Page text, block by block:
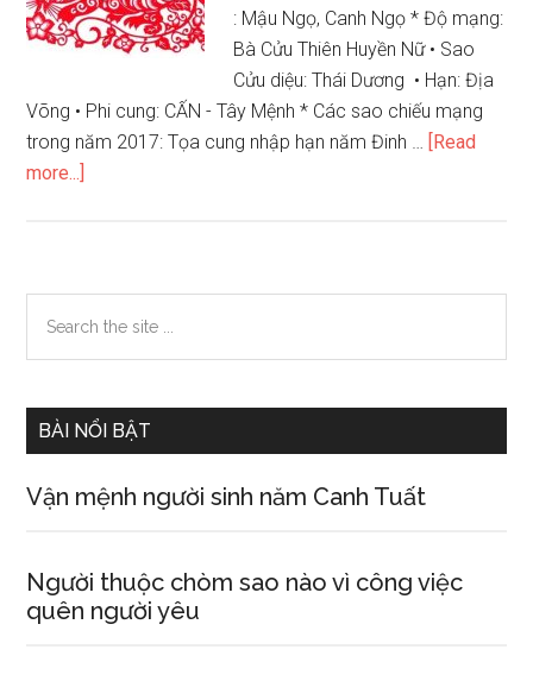
năm
1984
: Mậu Ngọ, Canh Ngọ * Độ mạng:
Bà Cửu Thiên Huyền Nữ • Sao
Cửu diệu: Thái Dương • Hạn: Địa
Võng • Phi cung: CẤN - Tây Mệnh * Các sao chiếu mạng
trong năm 2017: Tọa cung nhập hạn năm Đinh … [Read
more...]
12
con
giáp
2017
–
tuổi
Tý
sinh
Primary
Sidebar
the
BÀI NỔI BẬT
Vận mệnh người sinh năm Canh Tuất
Người thuộc chòm sao nào vì công việc
quên người yêu